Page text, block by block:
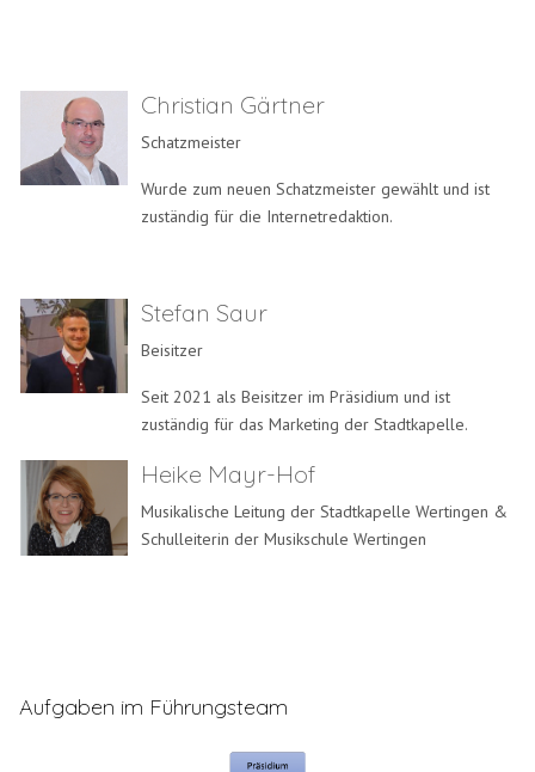
Christian Gärtner
Schatzmeister
Wurde zum neuen Schatzmeister gewählt und ist
zuständig für die Internetredaktion.
Stefan Saur
Beisitzer
Seit 2021 als Beisitzer im Präsidium und ist
zuständig für das Marketing der Stadtkapelle.
Heike Mayr-Hof
Musikalische Leitung der Stadtkapelle Wertingen &
Schulleiterin der Musikschule Wertingen
Aufgaben im Führungsteam